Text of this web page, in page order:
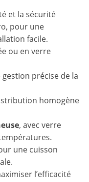
et la sécurité
pour une
facile.
ou en verre
précise de la
homogène
, avec verre
une cuisson
l’efficacité